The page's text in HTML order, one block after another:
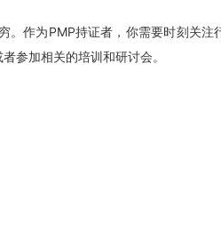
。作为PMP持证者，你需要时刻关
参加相关的培训和研讨会。